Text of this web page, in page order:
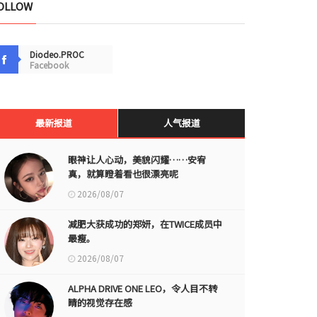
Diodeo.PROC
Facebook
最新报道 人气报道
眼神让人心动，美貌闪耀……安宥
真，就算瞪着看也很漂亮呢
2026/08/07
减肥大获成功的郑妍，在TWICE成员中
最瘦。
2026/08/07
ALPHA DRIVE ONE LEO，令人目不转
睛的视觉存在感